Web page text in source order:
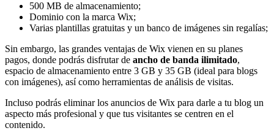
500 MB de almacenamiento;
Dominio con la marca Wix;
Varias plantillas gratuitas y un banco de imágenes sin regalías;
Sin embargo, las grandes ventajas de Wix vienen en su planes
pagos, donde podrás disfrutar de ancho de banda ilimitado,
espacio de almacenamiento entre 3 GB y 35 GB (ideal para blogs
con imágenes), así como herramientas de análisis de visitas.
Incluso podrás eliminar los anuncios de Wix para darle a tu blog un
aspecto más profesional y que tus visitantes se centren en el
contenido.